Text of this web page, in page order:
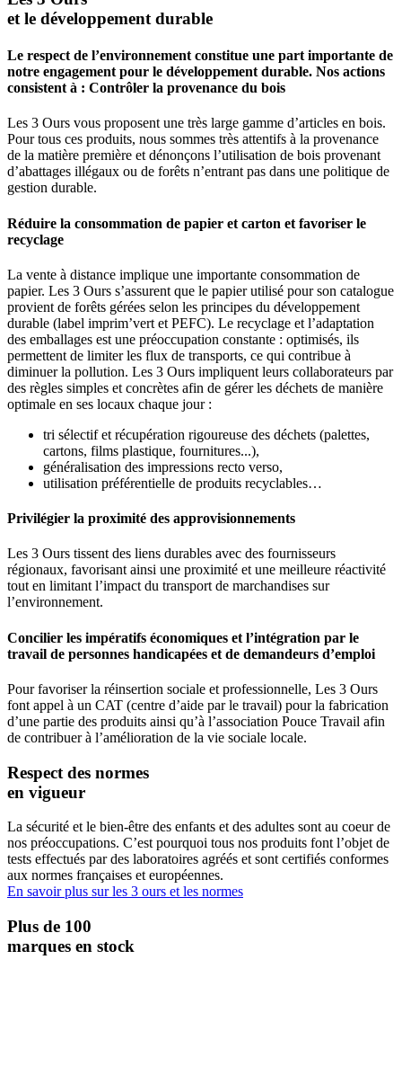
et le développement durable
Le respect de l’environnement constitue une part importante de
notre engagement pour le développement durable. Nos actions
consistent à : Contrôler la provenance du bois
Les 3 Ours vous proposent une très large gamme d’articles en bois.
Pour tous ces produits, nous sommes très attentifs à la provenance
de la matière première et dénonçons l’utilisation de bois provenant
d’abattages illégaux ou de forêts n’entrant pas dans une politique de
gestion durable.
Réduire la consommation de papier et carton et favoriser le
recyclage
La vente à distance implique une importante consommation de
papier. Les 3 Ours s’assurent que le papier utilisé pour son catalogue
provient de forêts gérées selon les principes du développement
durable (label imprim’vert et PEFC). Le recyclage et l’adaptation
des emballages est une préoccupation constante : optimisés, ils
permettent de limiter les flux de transports, ce qui contribue à
diminuer la pollution. Les 3 Ours impliquent leurs collaborateurs par
des règles simples et concrètes afin de gérer les déchets de manière
optimale en ses locaux chaque jour :
tri sélectif et récupération rigoureuse des déchets (palettes,
cartons, films plastique, fournitures...),
généralisation des impressions recto verso,
utilisation préférentielle de produits recyclables…
Privilégier la proximité des approvisionnements
Les 3 Ours tissent des liens durables avec des fournisseurs
régionaux, favorisant ainsi une proximité et une meilleure réactivité
tout en limitant l’impact du transport de marchandises sur
l’environnement.
Concilier les impératifs économiques et l’intégration par le
travail de personnes handicapées et de demandeurs d’emploi
Pour favoriser la réinsertion sociale et professionnelle, Les 3 Ours
font appel à un CAT (centre d’aide par le travail) pour la fabrication
d’une partie des produits ainsi qu’à l’association Pouce Travail afin
de contribuer à l’amélioration de la vie sociale locale.
Respect des normes
en vigueur
La sécurité et le bien-être des enfants et des adultes sont au coeur de
nos préoccupations. C’est pourquoi tous nos produits font l’objet de
tests effectués par des laboratoires agréés et sont certifiés conformes
aux normes françaises et européennes.
En savoir plus sur les 3 ours et les normes
Plus de 100
marques en stock